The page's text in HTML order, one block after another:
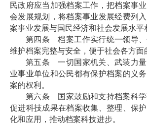
民政府应当加强档案工作，把档案事
会发展规划，将档案事业发展经费列
案事业发展与国民经济和社会发展水平
第四条 档案工作实行统一领导、
维护档案完整与安全，便于社会各方面
第五条 一切国家机关、武装力
业事业单位和公民都有保护档案的义
案的权利。
第六条 国家鼓励和支持档案科学
促进科技成果在档案收集、整理、保
化和应用，推动档案科技进步。